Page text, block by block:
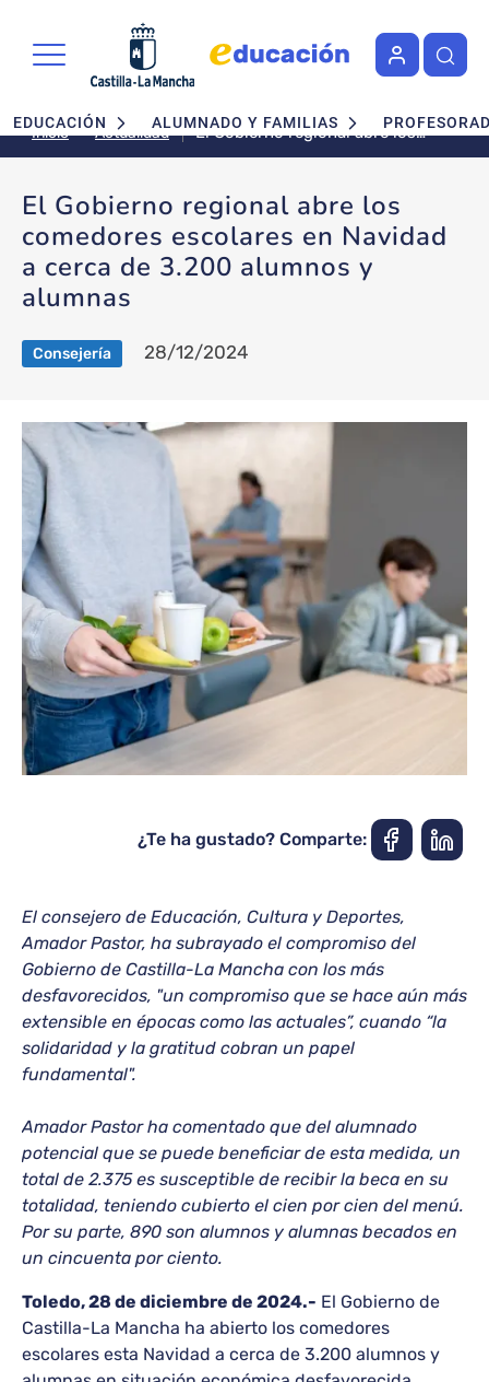
Navegación principal
EDUCACIÓN ALUMNADO Y FAMILIAS
Inicio Actualidad
El Gobierno regional abre los
comedores escolares en
alumnos y alumnas
El Gobierno regional abre los
comedores escolares en Navidad
a cerca de 3.200 alumnos y
alumnas
Consejería 28/12/2024
¿Te ha gustado? Comparte:
El consejero de Educación, Cultura y Deportes,
Amador Pastor, ha subrayado el compromiso del
Gobierno de Castilla-La Mancha con los más
desfavorecidos, "un compromiso que se hace aún más
extensible en épocas como las actuales”, cuando “la
solidaridad y la gratitud cobran un papel
fundamental".
Amador Pastor ha comentado que del alumnado
potencial que se puede beneficiar de esta medida, un
total de 2.375 es susceptible de recibir la beca en su
totalidad, teniendo cubierto el cien por cien del menú.
Por su parte, 890 son alumnos y alumnas becados en
un cincuenta por ciento.
Toledo, 28 de diciembre de 2024.- El Gobierno de
Castilla-La Mancha ha abierto los comedores
escolares esta Navidad a cerca de 3.200 alumnos y